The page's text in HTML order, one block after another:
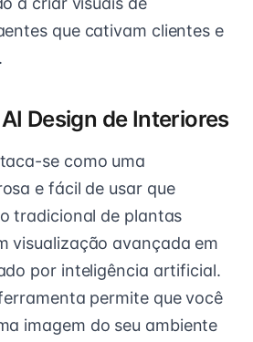
que cativam clientes e
Design de Interiores
se como uma
e fácil de usar que
tradicional de plantas
visualização avançada em
por inteligência artificial.
permite que você
imagem do seu ambiente